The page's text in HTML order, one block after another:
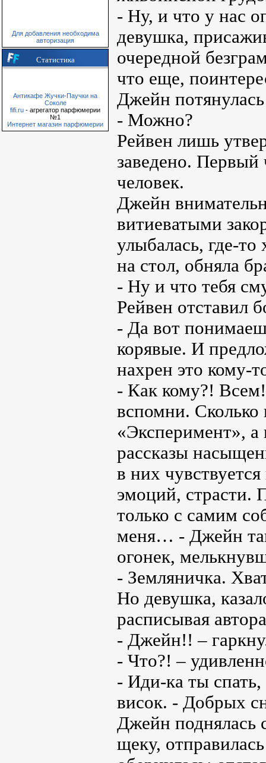
Для добавления необходима
авторизация
Статистика
Антикафе Жучки-Паучки на
Соколе
fifi.ru - агрегатор парфюмерии
№1
Интернет магазин парфюмерии
- Ну, и что у нас
девушка,
очередной
что еще,
Джейн
- Можно?
Рейвен лишь
заведено. Первый
человек.
Джейн
витиеватыми
улыбалась, где-
на стол, обняла
- Ну и что тебя
Рейвен отставил
- Да вот
корявые. И
нахрен это кому-
- Как кому?!
вспомни.
«Эксперимент»,
рассказы
в них
эмоций, страсти.
только с самим
меня… - Джейн
огонек,
- Земляничка.
Но девушка,
расписывая
- Джейн!! –
- Что?! –
- Иди-ка ты
висок. - Добрых
Джейн поднялась
щеку,